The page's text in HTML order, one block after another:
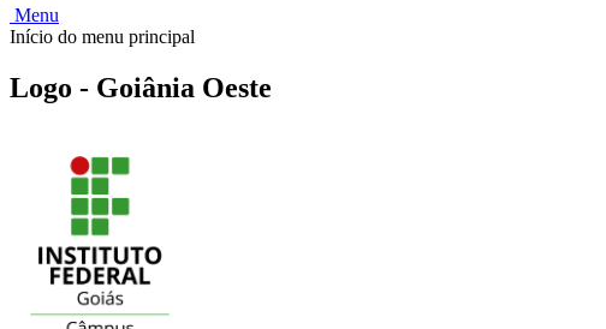
Menu
Início do menu principal
Logo - Goiânia Oeste